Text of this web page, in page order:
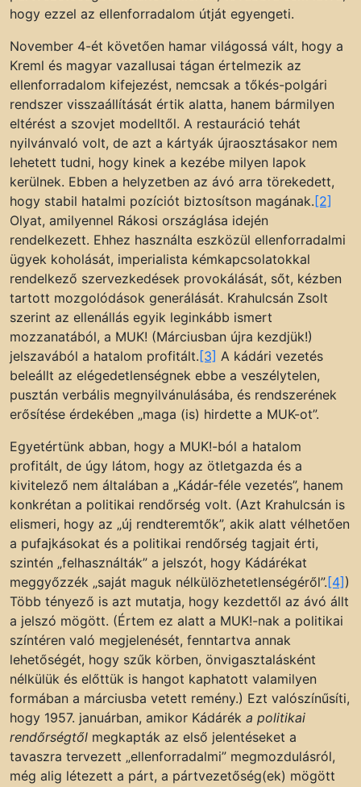
hogy ezzel az ellenforradalom útját egyengeti.
November 4-ét követően hamar világossá vált, hogy a
Kreml és magyar vazallusai tágan értelmezik az
ellenforradalom kifejezést, nemcsak a tőkés-polgári
rendszer visszaállítását értik alatta, hanem bármilyen
eltérést a szovjet modelltől. A restauráció tehát
nyilvánvaló volt, de azt a kártyák újraosztásakor nem
lehetett tudni, hogy kinek a kezébe milyen lapok
kerülnek. Ebben a helyzetben az ávó arra törekedett,
hogy stabil hatalmi pozíciót biztosítson magának. [2]
Olyat, amilyennel Rákosi országlása idején
rendelkezett. Ehhez használta eszközül ellenforradalmi
ügyek koholását, imperialista kémkapcsolatokkal
rendelkező szervezkedések provokálását, sőt, kézben
tartott mozgolódások generálását. Krahulcsán Zsolt
szerint az ellenállás egyik leginkább ismert
mozzanatából, a MUK! (Márciusban újra kezdjük!)
jelszavából a hatalom profitált. [3] A kádári vezetés
beleállt az elégedetlenségnek ebbe a veszélytelen,
pusztán verbális megnyilvánulásába, és rendszerének
erősítése érdekében „maga (is) hirdette a MUK-ot”.
Egyetértünk abban, hogy a MUK!-ból a hatalom
profitált, de úgy látom, hogy az ötletgazda és a
kivitelező nem általában a „Kádár-féle vezetés”, hanem
konkrétan a politikai rendőrség volt. (Azt Krahulcsán is
elismeri, hogy az „új rendteremtők”, akik alatt vélhetően
a pufajkásokat és a politikai rendőrség tagjait érti,
szintén „felhasználták” a jelszót, hogy Kádárékat
meggyőzzék „saját maguk nélkülözhetetlenségéről”. [4] )
Több tényező is azt mutatja, hogy kezdettől az ávó állt
a jelszó mögött. (Értem ez alatt a MUK!-nak a politikai
színtéren való megjelenését, fenntartva annak
lehetőségét, hogy szűk körben, önvigasztalásként
nélkülük és előttük is hangot kaphatott valamilyen
formában a márciusba vetett remény.) Ezt valószínűsíti,
hogy 1957. januárban, amikor Kádárék a politikai
rendőrségtől megkapták az első jelentéseket a
tavaszra tervezett „ellenforradalmi” megmozdulásról,
még alig létezett a párt, a pártvezetőség(ek) mögött